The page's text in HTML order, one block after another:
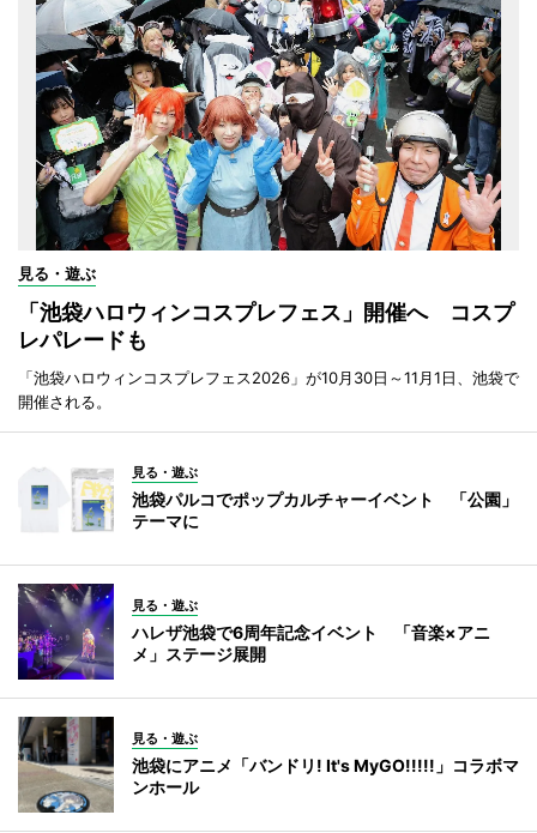
見る・遊ぶ
「池袋ハロウィンコスプレフェス」開催へ コスプ
レパレードも
「池袋ハロウィンコスプレフェス2026」が10月30日～11月1日、池袋で
開催される。
見る・遊ぶ
池袋パルコでポップカルチャーイベント 「公園」
テーマに
見る・遊ぶ
ハレザ池袋で6周年記念イベント 「音楽×アニ
メ」ステージ展開
見る・遊ぶ
池袋にアニメ「バンドリ! It's MyGO!!!!!」コラボマ
ンホール